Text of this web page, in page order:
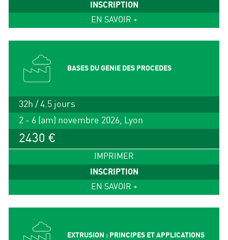
INSCRIPTION
EN SAVOIR +
BASES DU GENIE DES PROCEDES
32h / 4.5 jours
2 - 6 (am) novembre 2026, Lyon
2430 €
IMPRIMER
INSCRIPTION
EN SAVOIR +
EXTRUSION : PRINCIPES ET APPLICATIONS